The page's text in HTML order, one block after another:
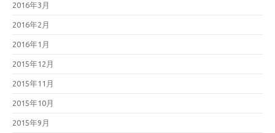
2016年3月
2016年2月
2016年1月
2015年12月
2015年11月
2015年10月
2015年9月